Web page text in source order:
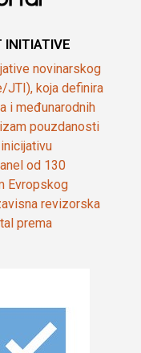
INITIATIVE
novinarskog
JTI), koja definira
i međunarodnih
pouzdanosti
od 130
Evropskog
revizorska
prema